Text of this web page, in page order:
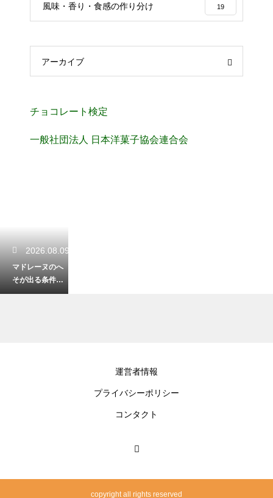
風味・香り・食感の作り分け 19
アーカイブ
チョコレート検定
一般社団法人 日本洋菓子協会連合会
2026.08.09
マドレーヌのへ
そが出る条件
は？しっかり膨
運営者情報
プライバシーポリシー
コンタクト
copyright all rights reserved